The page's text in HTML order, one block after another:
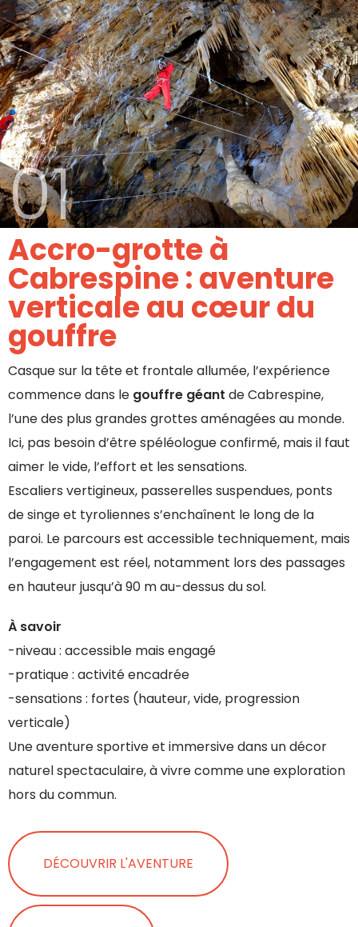
01
Accro-grotte à
Cabrespine : aventure
verticale au cœur du
gouffre
Casque sur la tête et frontale allumée, l’expérience
commence dans le gouffre géant de Cabrespine,
l’une des plus grandes grottes aménagées au monde.
Ici, pas besoin d’être spéléologue confirmé, mais il faut
aimer le vide, l’effort et les sensations.
Escaliers vertigineux, passerelles suspendues, ponts
de singe et tyroliennes s’enchaînent le long de la
paroi. Le parcours est accessible techniquement, mais
l’engagement est réel, notamment lors des passages
en hauteur jusqu’à 90 m au-dessus du sol.
À savoir
-niveau : accessible mais engagé
-pratique : activité encadrée
-sensations : fortes (hauteur, vide, progression
verticale)
Une aventure sportive et immersive dans un décor
naturel spectaculaire, à vivre comme une exploration
hors du commun.
DÉCOUVRIR L'AVENTURE